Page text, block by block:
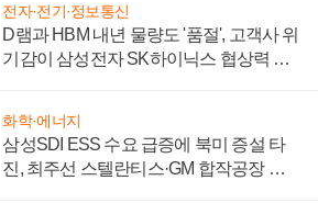
전자·전기·정보통신
D램과 HBM 내년 물량도 '품절', 고객사 위
기감이 삼성전자 SK하이닉스 협상력 더
화학·에너지
삼성SDI ESS 수요 급증에 북미 증설 타
진, 최주선 스텔란티스·GM 합작공장 건